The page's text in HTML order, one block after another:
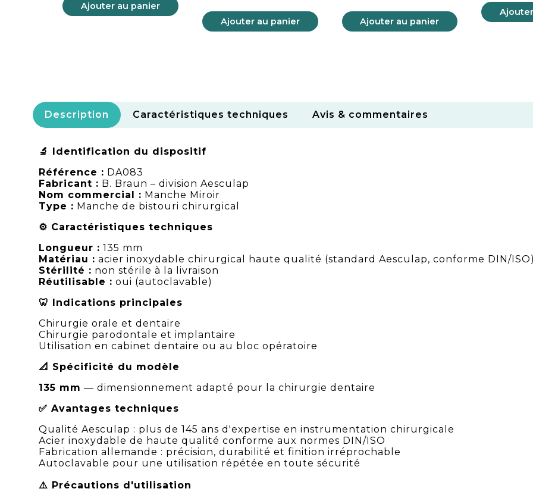
Ajouter au panier
Ajouter au panier Ajouter au panier
Description Caractéristiques techniques Avis & commentaires
🔬 Identification du dispositif
Référence : DA083
Fabricant : B. Braun – division Aesculap
Nom commercial : Manche Miroir
Type : Manche de bistouri chirurgical
⚙️ Caractéristiques techniques
Longueur : 135 mm
Matériau : acier inoxydable chirurgical haute qualité (standard Aesculap, conforme DIN/
Stérilité : non stérile à la livraison
Réutilisable : oui (autoclavable)
🦷 Indications principales
Chirurgie orale et dentaire
Chirurgie parodontale et implantaire
Utilisation en cabinet dentaire ou au bloc opératoire
📐 Spécificité du modèle
135 mm — dimensionnement adapté pour la chirurgie dentaire
✅ Avantages techniques
Qualité Aesculap : plus de 145 ans d'expertise en instrumentation chirurgicale
Acier inoxydable de haute qualité conforme aux normes DIN/ISO
Fabrication allemande : précision, durabilité et finition irréprochable
Autoclavable pour une utilisation répétée en toute sécurité
⚠️ Précautions d'utilisation